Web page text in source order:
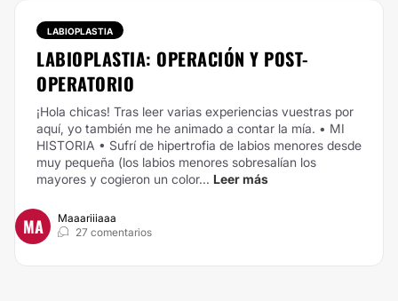
LABIOPLASTIA
LABIOPLASTIA: OPERACIÓN Y POST-
OPERATORIO
¡Hola chicas! Tras leer varias experiencias vuestras por
aquí, yo también me he animado a contar la mía. • MI
HISTORIA • Sufrí de hipertrofia de labios menores desde
muy pequeña (los labios menores sobresalían los
mayores y cogieron un color... Leer más
MA
Maaariiiaaa
27 comentarios